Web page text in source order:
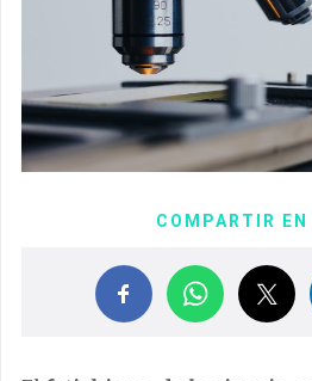
COMPARTIR EN